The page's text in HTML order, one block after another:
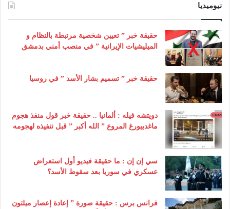
نيوميديا
حقيقة خبر ” تعيين شخصية مرتبطة بالنظام و
الميليشيات الإيرانية ” في منصب أمني بدمشق
حقيقة خبر ” تسميم بشار الأسد ” في روسيا
دويتشه فيله : ألمانيا .. حقيقة خبر قول منفذ هجوم
ماغديبورغ المروع ” الله أكبر ” قبل تنفيذه لهجومه
سي إن إن : ما حقيقة فيديو أول استعراض
عسكري في سوريا بعد سقوط الأسد؟
فرانس برس : حقيقة صورة ” إعادة إعصار ميلتون